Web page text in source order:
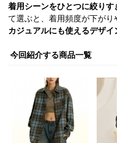
着用シーンをひとつに絞りす
て選ぶと、着用頻度が下がり
カジュアルにも使えるデザイ
今回紹介する商品一覧